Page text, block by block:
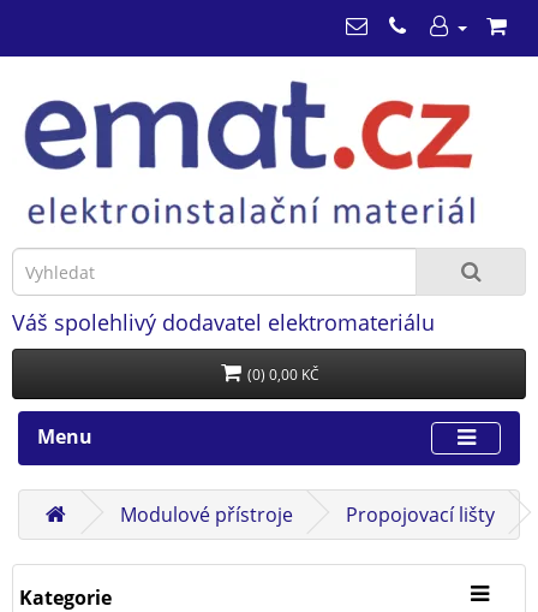
Váš spolehlivý dodavatel elektromateriálu
(0) 0,00 KČ
Menu
Modulové přístroje Propojovací lišty
Kategorie